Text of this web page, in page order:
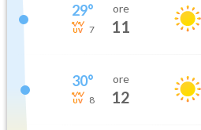
29°
7
ore
11
30°
8
ore
12